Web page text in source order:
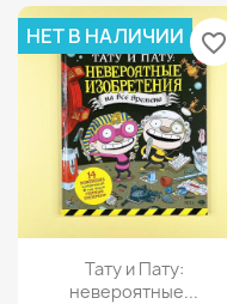
Просмотр
Тату и Пату:
невероятные...
НЕТ В НАЛИЧИИ favorite_border